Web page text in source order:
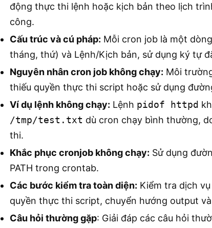
động thực thi lệnh hoặc kịch bản theo lịch
công.
Cấu trúc và cú pháp: Mỗi cron job là một
tháng, thứ) và Lệnh/Kịch bản, sử dụng ký tự
Nguyên nhân cron job không chạy: Môi
thiếu quyền thực thi script hoặc sử dụng
Ví dụ lệnh không chạy: Lệnh pidof httpd
/tmp/test.txt dù cron chạy bình thường,
thi.
Khắc phục cronjob không chạy: Sử dụng
PATH trong crontab.
Các bước kiểm tra toàn diện: Kiểm tra dịch
quyền thực thi script, chuyển hướng output
Câu hỏi thường gặp: Giải đáp các câu hỏi